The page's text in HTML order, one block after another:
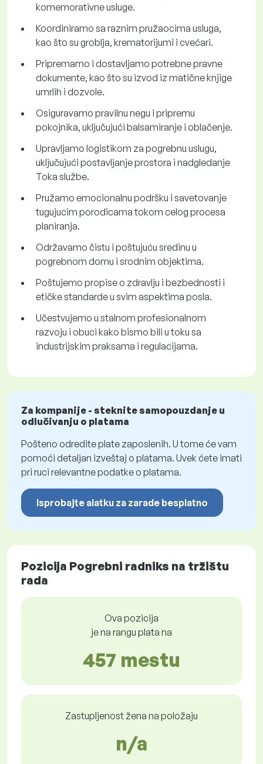
komemorativne usluge.
Koordiniramo sa raznim pružaocima usluga,
kao što su groblja, krematorijumi i cvećari.
Pripremamo i dostavljamo potrebne pravne
dokumente, kao što su izvod iz matične knjige
umrlih i dozvole.
Osiguravamo pravilnu negu i pripremu
pokojnika, uključujući balsamiranje i oblačenje.
Upravljamo logistikom za pogrebnu uslugu,
uključujući postavljanje prostora i nadgledanje
Toka službe.
Pružamo emocionalnu podršku i savetovanje
tugujucim porodicama tokom celog procesa
planiranja.
Održavamo čistu i poštujuću sredinu u
pogrebnom domu i srodnim objektima.
Poštujemo propise o zdravlju i bezbednosti i
etičke standarde u svim aspektima posla.
Učestvujemo u stalnom profesionalnom
razvoju i obuci kako bismo bili u toku sa
industrijskim praksama i regulacijama.
Za kompanije - steknite samopouzdanje u
odlučivanju o platama
Pošteno odredite plate zaposlenih. U tome će vam
pomoći detaljan izveštaj o platama. Uvek ćete imati
pri ruci relevantne podatke o platama.
Isprobajte alatku za zarade besplatno
Pozicija Pogrebni radniks na tržištu
rada
Ova pozicija
je na rangu plata na
457 mestu
Zastupljenost žena na položaju
n/a